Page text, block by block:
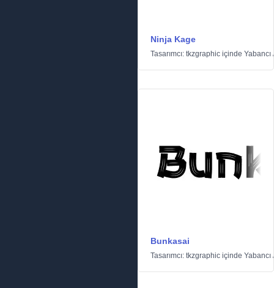
Ninja Kage
Tasarımcı: tkzgraphic içinde Yabancı
Bunkasai
Tasarımcı: tkzgraphic içinde Yabancı